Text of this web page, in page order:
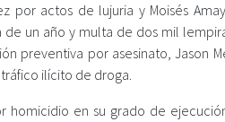
por actos de lujuria y Moisés
de un año y multa de dos mil
preventiva por asesinato, Jason
ilícito de droga.
homicidio en su grado de